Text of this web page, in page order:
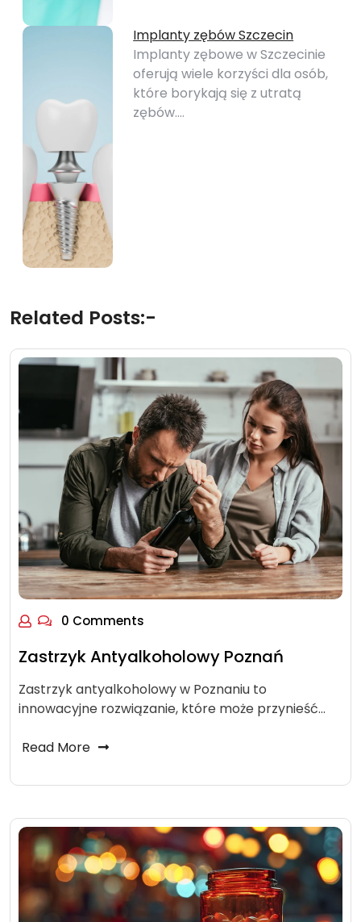
Implanty zębów Szczecin
Implanty zębowe w Szczecinie
oferują wiele korzyści dla osób,
które borykają się z utratą
zębów.…
Related Posts:-
0 Comments
Zastrzyk Antyalkoholowy Poznań
Zastrzyk antyalkoholowy w Poznaniu to
innowacyjne rozwiązanie, które może przynieść…
Read More